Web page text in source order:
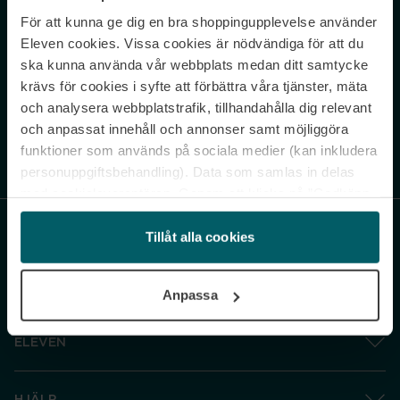
För att kunna ge dig en bra shoppingupplevelse använder
Eleven cookies. Vissa cookies är nödvändiga för att du
ska kunna använda vår webbplats medan ditt samtycke
krävs för cookies i syfte att förbättra våra tjänster, mäta
och analysera webbplatstrafik, tillhandahålla dig relevant
och anpassat innehåll och annonser samt möjliggöra
funktioner som används på sociala medier (kan inkludera
personuppgiftsbehandling). Data som samlas in delas
och gå vidare” accepterar du samtliga cookies medan du
under ”Inställningar” kan anpassa användningen av
cookies. Du kan återkalla ditt samtycke när som helst.
Tillåt alla cookies
Anpassa
Never miss a beat.
Sign up to our newsletter.
Genom att prenumerera accepterar du vår Integritetspolicy. Avprenumerera
ELEVEN